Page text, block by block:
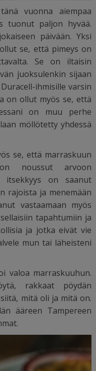
vuonna aiempaa
tuonut paljon hyvää.
päivään. Yksi
se, että pimeys on
Se on iltaisin
juoksulenkin sijaan
ihmisille varsin
on ollut myös se, että
on muu perhe
möllötetty yhdessä
se, että marraskuun
noussut arvoon
itsekkyys on saanut
rajoista ja menemään
vastaamaan myös
tapahtumiin ja
ja jotka eivät vie
mun tai läheisteni
valoa marraskuuhun.
rakkaat pöydän
mitä oli ja mitä on.
ääreen Tampereen